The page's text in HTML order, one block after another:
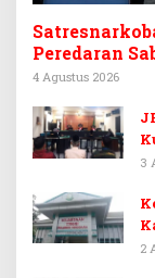
Peredaran
Tinanggea
4 Agustus 2026
3
2